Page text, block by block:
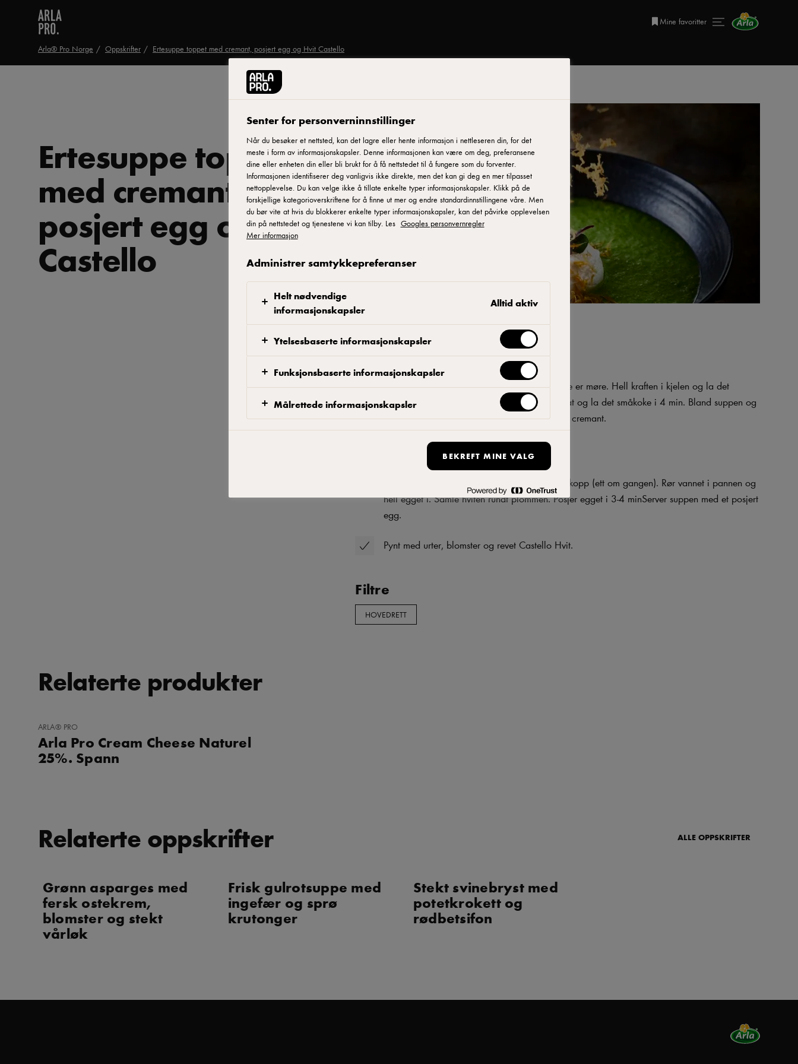
Mine favoritter
Arla® Pro Norge Oppskrifter Ertesuppe toppet med cremant, posjert egg og Hvit Castello
Print
Ertesuppe toppet
med cremant,
posjert egg og Hvit
Castello
Ertesuppe:
Fres purre, løk, hvitløk og timian i oljen – til de er møre. Hell kraften i kjelen og la det
småkoke i ca. 10 minutter Tilsett erter og spinat og la det småkoke i 4 min. Bland suppen og
tilsett kremost, sitronsaft, salt og pepper. Tilsett cremant.
Posjert egg:
Kok opp vannet og eddiken. Pisk eggene i en kopp (ett om gangen). Rør vannet i pannen og
hell egget i. Samle hviten rundt plommen. Posjer egget i 3-4 minServer suppen med et posjert
egg.
Pynt med urter, blomster og revet Castello Hvit.
Filtre
HOVEDRETT
Relaterte produkter
LEGG
I
FAVORITTER
ARLA® PRO
Arla Pro Cream Cheese Naturel
25%. Spann
Relaterte oppskrifter ALLE OPPSKRIFTER
Grønn asparges med
fersk ostekrem,
blomster og stekt
vårløk
Frisk gulrotsuppe med
ingefær og sprø
krutonger
Stekt svinebryst med
potetkrokett og
rødbetsifon
Senter for personverninnstillinger
Når du besøker et nettsted, kan det lagre eller hente informasjon i nettleseren din, for det
meste i form av informasjonskapsler. Denne informasjonen kan være om deg, preferansene
dine eller enheten din eller bli brukt for å få nettstedet til å fungere som du forventer.
Informasjonen identifiserer deg vanligvis ikke direkte, men det kan gi deg en mer tilpasset
nettopplevelse. Du kan velge ikke å tillate enkelte typer informasjonskapsler. Klikk på de
forskjellige kategorioverskriftene for å finne ut mer og endre standardinnstillingene våre. Men
du bør vite at hvis du blokkerer enkelte typer informasjonskapsler, kan det påvirke opplevelsen
din på nettstedet og tjenestene vi kan tilby. Les Googles personvernregler
Mer informasjon
Administrer samtykkepreferanser
Helt nødvendige
informasjonskapsler
Alltid aktiv
Ytelsesbaserte informasjonskapsler
Funksjonsbaserte informasjonskapsler
Målrettede informasjonskapsler
BEKREFT MINE VALG